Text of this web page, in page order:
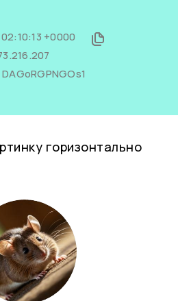
+0000
DAGoRGPNGOs1
горизонтально